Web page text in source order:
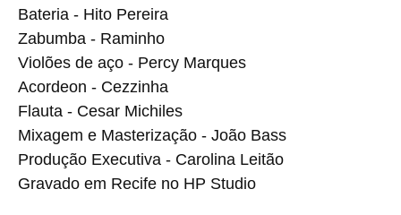
Bateria - Hito Pereira
Zabumba - Raminho
Violões de aço - Percy Marques
Acordeon - Cezzinha
Flauta - Cesar Michiles
Mixagem e Masterização - João Bass
Produção Executiva - Carolina Leitão
Gravado em Recife no HP Studio